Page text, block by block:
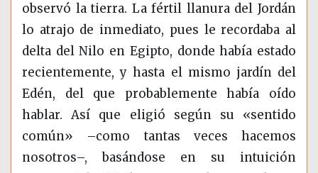
observó la tierra. La fértil llanura del Jordán
lo atrajo de inmediato, pues le recordaba al
delta del Nilo en Egipto, donde había estado
recientemente, y hasta el mismo jardín del
Edén, del que probablemente había oído
hablar. Así que eligió según su «sentido
común» –como tantas veces hacemos
nosotros–, basándose en su intuición